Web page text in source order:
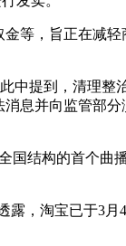
，旨正在减轻
提到，清理整
息并向监管部
构的首个曲
，淘宝已于3月